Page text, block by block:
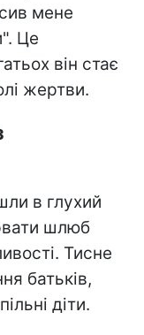
мене
Це
він стає
жертви.
в глухий
шлюб
Тисне
батьків,
діти.